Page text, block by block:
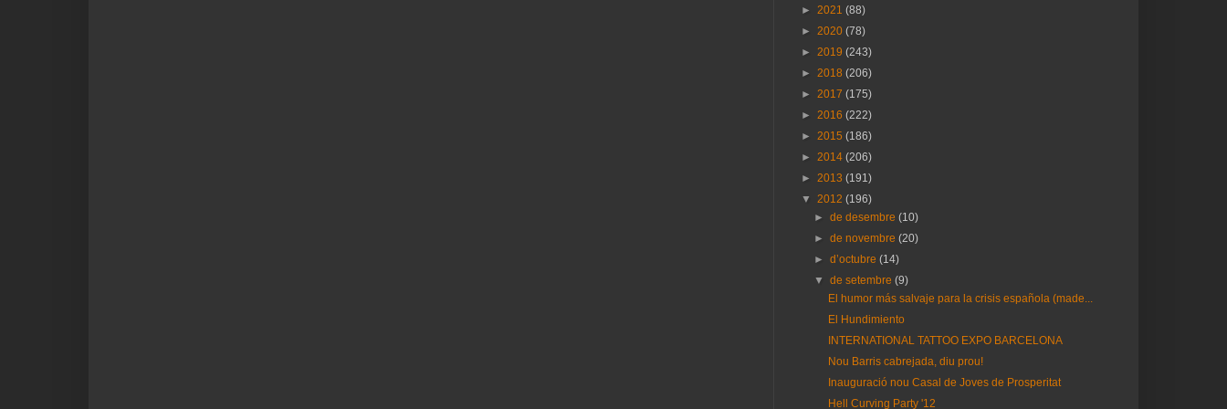
► 2021 (88)
► 2020 (78)
► 2019 (243)
► 2018 (206)
► 2017 (175)
► 2016 (222)
► 2015 (186)
► 2014 (206)
► 2013 (191)
▼ 2012 (196)
►de desembre(10)
►de novembre(20)
►d’octubre(14)
▼de setembre(9)
El humor más salvaje para la crisis española (made...
El Hundimiento
INTERNATIONAL TATTOO EXPO BARCELONA
Nou Barris cabrejada, diu prou!
Inauguració nou Casal de Joves de Prosperitat
Hell Curving Party '12